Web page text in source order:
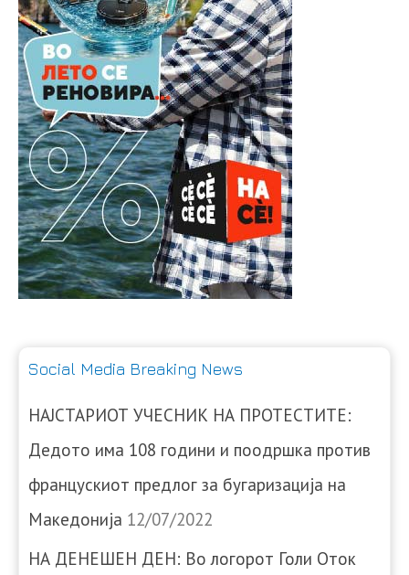
Social Media Breaking News
НАЈСТАРИОТ УЧЕСНИК НА ПРОТЕСТИТЕ:
Дедото има 108 години и поодршка против
францускиот предлог за бугаризација на
Македонија 12/07/2022
НА ДЕНЕШЕН ДЕН: Во логорот Голи Оток